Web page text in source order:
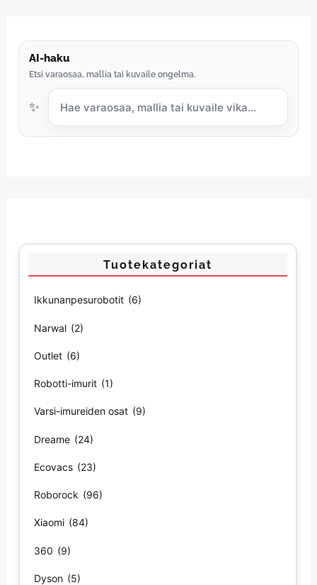
AI-haku
Etsi varaosaa, mallia tai kuvaile ongelma.
✨
Tuotekategoriat
Ikkunanpesurobotit (6)
Narwal (2)
Outlet (6)
Robotti-imurit (1)
Varsi-imureiden osat (9)
Dreame (24)
Ecovacs (23)
Roborock (96)
Xiaomi (84)
360 (9)
Dyson (5)